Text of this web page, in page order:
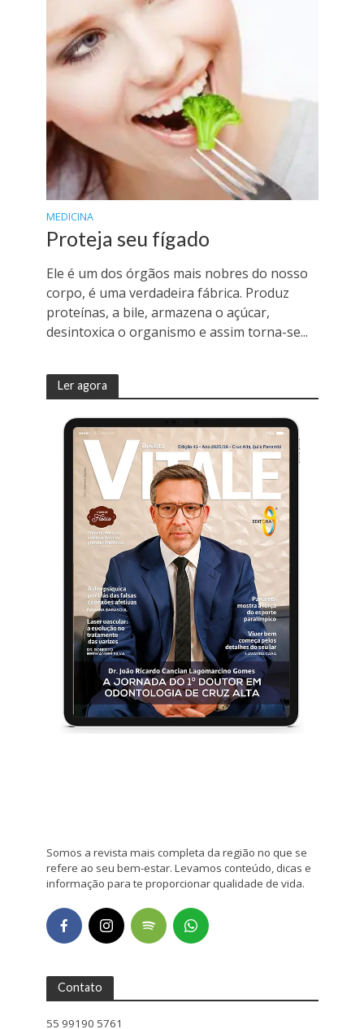
MEDICINA
Proteja seu fígado
Ele é um dos órgãos mais nobres do nosso
corpo, é uma verdadeira fábrica. Produz
proteínas, a bile, armazena o açúcar,
desintoxica o organismo e assim torna-se...
Ler agora
Somos a revista mais completa da região no que se
refere ao seu bem-estar. Levamos conteúdo, dicas e
informação para te proporcionar qualidade de vida.
Contato
55 99190 5761